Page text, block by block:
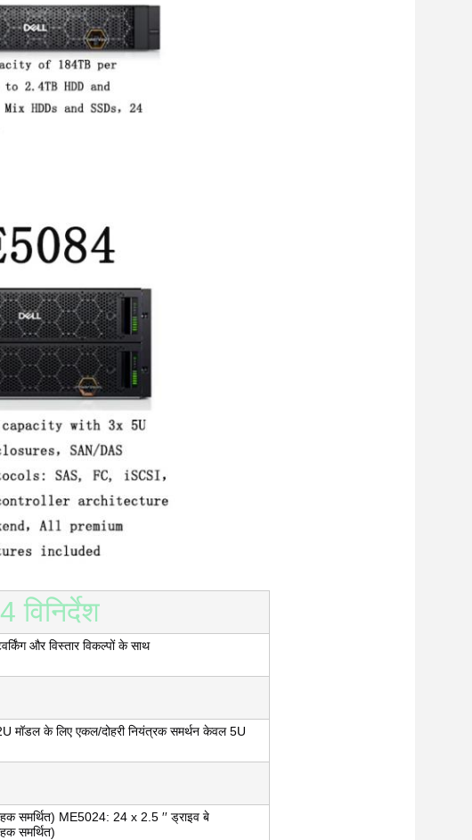
और विस्तार विकल्पों के साथ
मॉडल के लिए एकल/दोहरी नियंत्रक समर्थन केवल 5U
समर्थित) ME5024: 24 x 2.5 ′′ ड्राइव बे
समर्थित)